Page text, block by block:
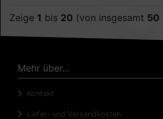
Zeige 1 bis 20 (von insgesamt 50
Mehr über...
Kontakt
Liefer- und Versandkosten